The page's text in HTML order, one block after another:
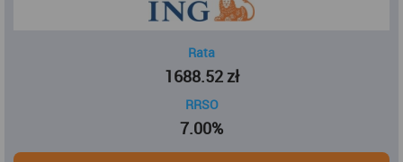
Rata
1688.52zł
RRSO
7.00%